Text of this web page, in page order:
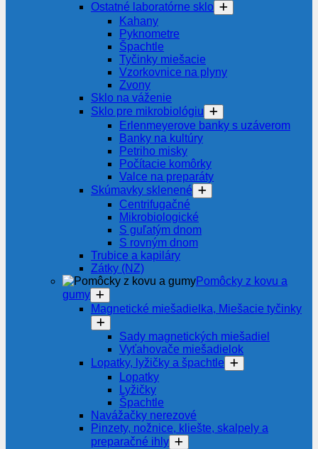
Ostatné laboratórne sklo
Kahany
Pyknometre
Špachtle
Tyčinky miešacie
Vzorkovnice na plyny
Zvony
Sklo na váženie
Sklo pre mikrobiológiu
Erlenmeyerove banky s uzáverom
Banky na kultúry
Petriho misky
Počítacie komôrky
Valce na preparáty
Skúmavky sklenené
Centrifugačné
Mikrobiologické
S guľatým dnom
S rovným dnom
Trubice a kapiláry
Zátky (NZ)
Pomôcky z kovu a
gumy
Magnetické miešadielka, Miešacie tyčinky
Sady magnetických miešadiel
Vyťahovače miešadielok
Lopatky, lyžičky a špachtle
Lopatky
Lyžičky
Špachtle
Navážačky nerezové
Pinzety, nožnice, kliešte, skalpely a
preparačné ihly